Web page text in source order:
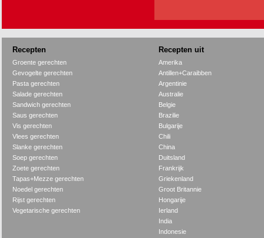
Recepten Recepten uit
Groente gerechten
Gevogelte gerechten
Pasta gerechten
Salade gerechten
Sandwich gerechten
Saus gerechten
Vis gerechten
Vlees gerechten
Slanke gerechten
Soep gerechten
Zoete gerechten
Tapas+Mezze gerechten
Noedel gerechten
Rijst gerechten
Vegetarische gerechten
Amerika
Antillen+Caraibben
Argentinie
Australie
Belgie
Brazilie
Bulgarije
Chili
China
Duitsland
Frankrijk
Griekenland
Groot Britannie
Hongarije
Ierland
India
Indonesie